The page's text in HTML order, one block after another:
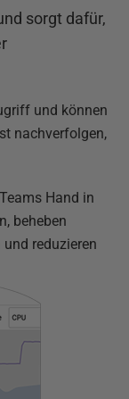
sorgt dafür,
und können
nachverfolgen,
Hand in
beheben
reduzieren